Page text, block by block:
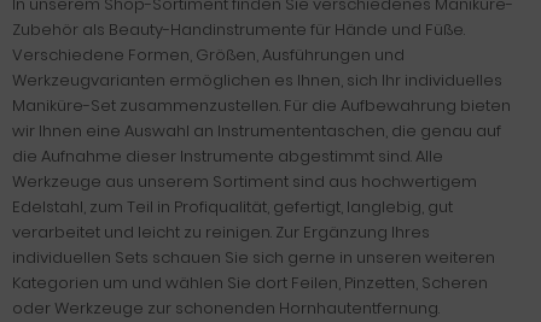
Zubehör als Beauty-Handinstrumente für Hände und Füße.
Verschiedene Formen, Größen, Ausführungen und
Werkzeugvarianten ermöglichen es Ihnen, sich Ihr individuelles
Maniküre-Set zusammenzustellen. Für die Aufbewahrung bieten
wir Ihnen eine Auswahl an Instrumententaschen, die genau auf
die Aufnahme dieser Instrumente abgestimmt sind. Alle
Werkzeuge aus unserem Sortiment sind aus hochwertigem
Edelstahl, zum Teil in Profiqualität, gefertigt, langlebig, gut
verarbeitet und leicht zu reinigen. Zur Ergänzung Ihres
individuellen Sets schauen Sie sich gerne in unseren weiteren
Kategorien um und wählen Sie dort Feilen, Pinzetten, Scheren
oder Werkzeuge zur schonenden Hornhautentfernung.